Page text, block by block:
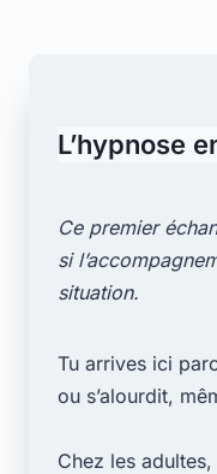
L’hypnose
Ce premier
si
situation.
Tu arrives ici
ou s’alourdit,
Chez les